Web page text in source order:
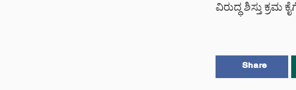
ವಿರುದ್ಧ ಶಿಸ್ತು ಕ್ರಮ
Share